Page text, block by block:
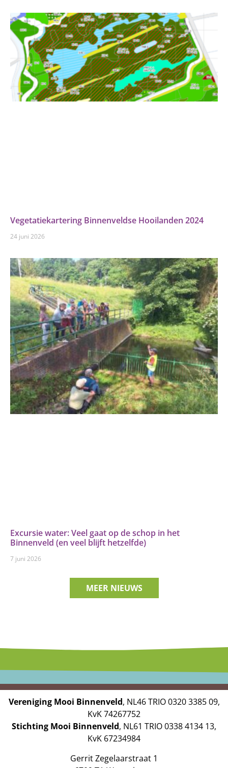
Vegetatiekartering Binnenveldse Hooilanden 2024
24 juni 2026
Excursie water: Veel gaat op de schop in het
Binnenveld (en veel blijft hetzelfde)
7 juni 2026
MEER NIEUWS
Vereniging Mooi Binnenveld, NL46 TRIO 0320 3385 09,
KvK 74267752
Stichting Mooi Binnenveld, NL61 TRIO 0338 4134 13,
KvK 67234984
Gerrit Zegelaarstraat 1